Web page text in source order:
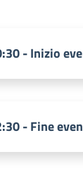
- Inizio
- Fine